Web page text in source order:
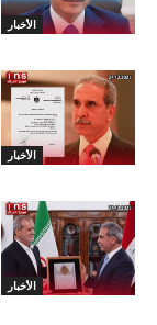
الأخبار
الأخبار
الأخبار